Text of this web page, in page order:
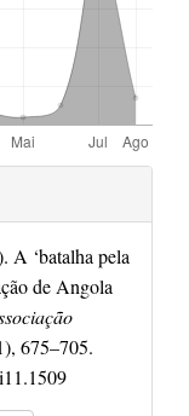
A ‘batalha pela
de Angola
675–705.